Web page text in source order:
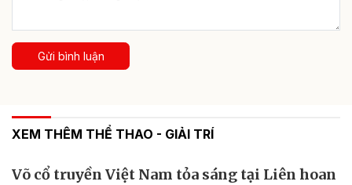
Gửi bình luận
XEM THÊM THỂ THAO - GIẢI TRÍ
Võ cổ truyền Việt Nam tỏa sáng tại Liên hoan